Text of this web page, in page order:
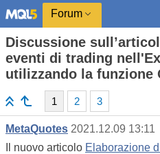
Forum
Discussione
eventi di trading
utilizzando la funzione
1 2 3
MetaQuotes 2021.12.09 13:11
Il nuovo articolo Elaborazione